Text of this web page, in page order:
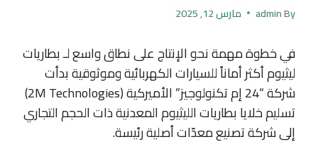
By
admin مارس 12, 2025
في خطوة مهمة نحو الإنتاج على نطاق واسع لـ بطاريات
ليثيوم أكثر أماناً للسيارات الكهربائية وموثوقية بدأت
شركة “24 إم تكنولوجيز” الأميركية (2M Technologies)
تسليم خلايا بطاريات الليثيوم المعدنية ذات الحجم التجاري
إلى شركة تصنيع معدّات أصلية رئيسة.